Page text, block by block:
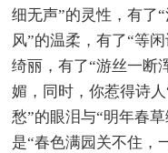
细无声”的灵性，有了
风”的温柔，有了“等
绮丽，有了“游丝一断
媚，同时，你惹得诗
愁”的眼泪与“明年春
是“春色满园关不住，